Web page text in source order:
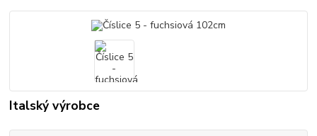
Italský výrobce